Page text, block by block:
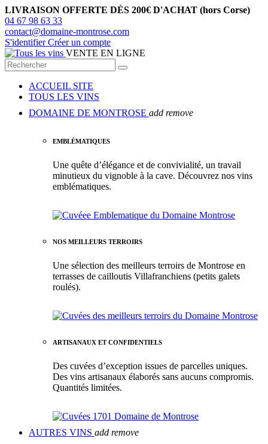
LIVRAISON OFFERTE DÈS 200€ D'ACHAT (hors Corse)
04 67 98 63 33
contact@domaine-montrose.com
S'identifier Créer un compte
VENTE EN LIGNE
ACCUEIL SITE
TOUS LES VINS
DOMAINE DE MONTROSE add remove
EMBLÉMATIQUES
Une quête d’élégance et de convivialité, un travail
minutieux du vignoble à la cave. Découvrez nos vins
emblématiques.
NOS MEILLEURS TERROIRS
Une sélection des meilleurs terroirs de Montrose en
terrasses de cailloutis Villafranchiens (petits galets
roulés).
ARTISANAUX ET CONFIDENTIELS
Des cuvées d’exception issues de parcelles uniques.
Des vins artisanaux élaborés sans aucuns compromis.
Quantités limitées.
AUTRES VINS add remove